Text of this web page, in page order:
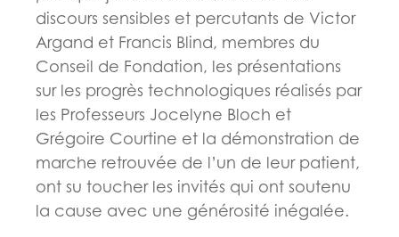
discours sensibles et percutants de Victor
Argand et Francis Blind, membres du
Conseil de Fondation, les présentations
sur les progrès technologiques réalisés par
les Professeurs Jocelyne Bloch et
Grégoire Courtine et la démonstration de
marche retrouvée de l’un de leur patient,
ont su toucher les invités qui ont soutenu
la cause avec une générosité inégalée.